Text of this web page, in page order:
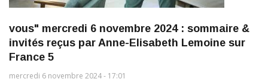
vous" mercredi 6 novembre 2024 : sommaire &
invités reçus par Anne-Elisabeth Lemoine sur
France 5
mercredi 6 novembre 2024 - 17:01